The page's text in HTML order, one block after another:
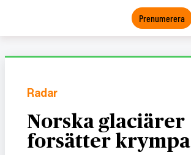
Prenumerera
Radar
Norska glaciärer
forsätter krympa